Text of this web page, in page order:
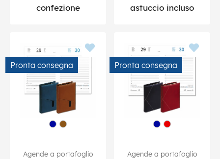
confezione
astuccio incluso
Pronta consegna
Agende a portafoglio
Pronta consegna
Agende a portafoglio